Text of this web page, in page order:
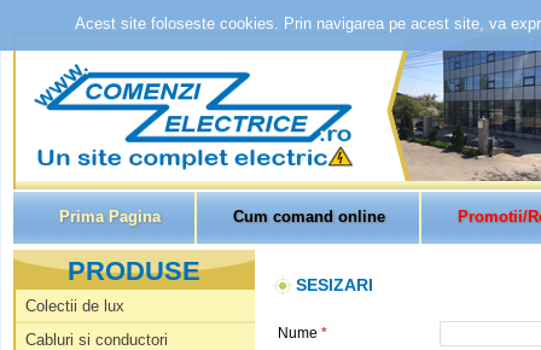
Prima Pagina Cum comand online Promotii/
PRODUSE
Colectii de lux
Cabluri si conductori
SESIZARI
Nume *
Acest site foloseste cookies. Prin navigarea pe acest site, va